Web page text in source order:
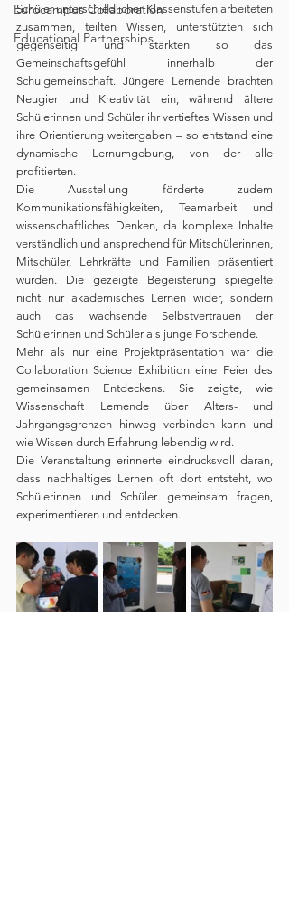
Eurocampus Collaboration
Educational Partnerships
Schüler unterschiedlicher Klassenstufen arbeiteten
zusammen, teilten Wissen, unterstützten sich
gegenseitig und stärkten so das
Gemeinschaftsgefühl innerhalb der
Schulgemeinschaft. Jüngere Lernende brachten
Neugier und Kreativität ein, während ältere
Schülerinnen und Schüler ihr vertieftes Wissen und
ihre Orientierung weitergaben – so entstand eine
dynamische Lernumgebung, von der alle
profitierten.
Die Ausstellung förderte zudem
Kommunikationsfähigkeiten, Teamarbeit und
wissenschaftliches Denken, da komplexe Inhalte
verständlich und ansprechend für Mitschülerinnen,
Mitschüler, Lehrkräfte und Familien präsentiert
wurden. Die gezeigte Begeisterung spiegelte
nicht nur akademisches Lernen wider, sondern
auch das wachsende Selbstvertrauen der
Schülerinnen und Schüler als junge Forschende.
Mehr als nur eine Projektpräsentation war die
Collaboration Science Exhibition eine Feier des
gemeinsamen Entdeckens. Sie zeigte, wie
Wissenschaft Lernende über Alters- und
Jahrgangsgrenzen hinweg verbinden kann und
wie Wissen durch Erfahrung lebendig wird.
Die Veranstaltung erinnerte eindrucksvoll daran,
dass nachhaltiges Lernen oft dort entsteht, wo
Schülerinnen und Schüler gemeinsam fragen,
experimentieren und entdecken.